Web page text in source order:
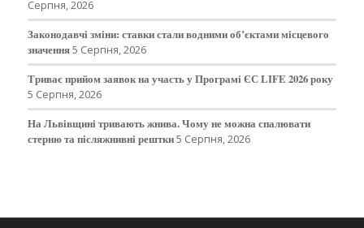
Серпня, 2026
Законодавчі зміни: ставки стали водними об’єктами місцевого
значення5 Серпня, 2026
Триває прийом заявок на участь у Програмі ЄС LIFE 2026 року
5 Серпня, 2026
На Львівщині тривають жнива. Чому не можна спалювати
стерню та післяжнивні рештки5 Серпня, 2026